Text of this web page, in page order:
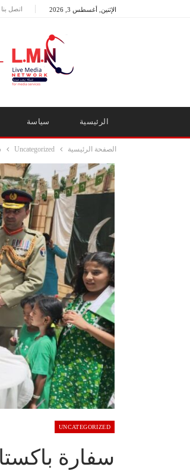
الإثنين, أغسطس 3, 2026 اتصل بنا
الرئيسية سياسة
الصفحة الرئيسية Uncategorized
UNCATEGORIZED
سفارة